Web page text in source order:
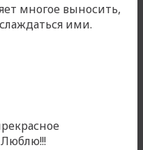
многое выносить,
ими.
Люблю!!!